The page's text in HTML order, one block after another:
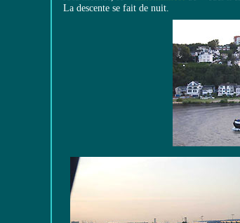
La descente se fait de nuit.